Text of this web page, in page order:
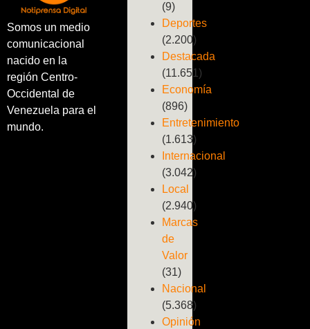
Somos un medio
comunicacional
nacido en la
región Centro-
Occidental de
Venezuela para el
mundo.
(9)
Deportes
(2.200)
Destacada
(11.651)
Economía
(896)
Entretenimiento
(1.613)
Internacional
(3.042)
Local
(2.940)
Marcas
de
Valor
(31)
Nacional
(5.368)
Opinión